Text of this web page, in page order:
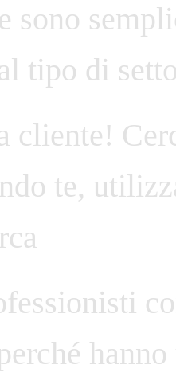
sono
tipo di
cliente!
te,